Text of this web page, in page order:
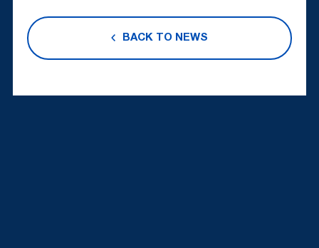
BACK TO NEWS